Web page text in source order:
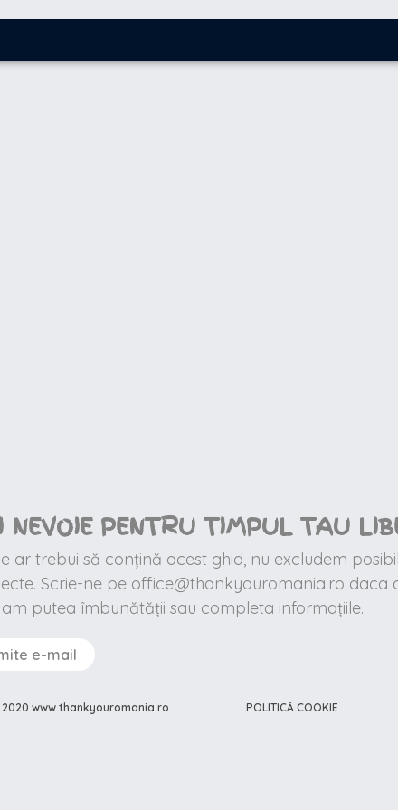
NEVOIE PENTRU TIMPUL TAU
ar trebui să conțină acest ghid, nu excludem
Scrie-ne pe office@thankyouromania.ro daca
putea îmbunătății sau completa informațiile.
e-mail
2020 www.thankyouromania.ro POLITICĂ COOKIE